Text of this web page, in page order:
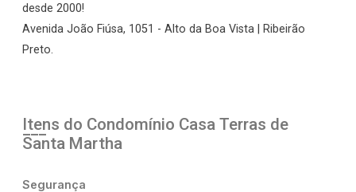
desde 2000!
Avenida João Fiúsa, 1051 - Alto da Boa Vista | Ribeirão
Preto.
Itens do Condomínio Casa Terras de
Santa Martha
Segurança